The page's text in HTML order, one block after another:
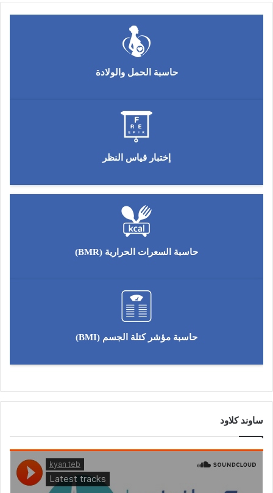
حاسبة الحمل والولادة
إختبار قياس النظر
حاسبة السعرات الحرارية (BMR)
حاسبة مؤشر كتلة الجسم (BMI)
ساوند كلاود